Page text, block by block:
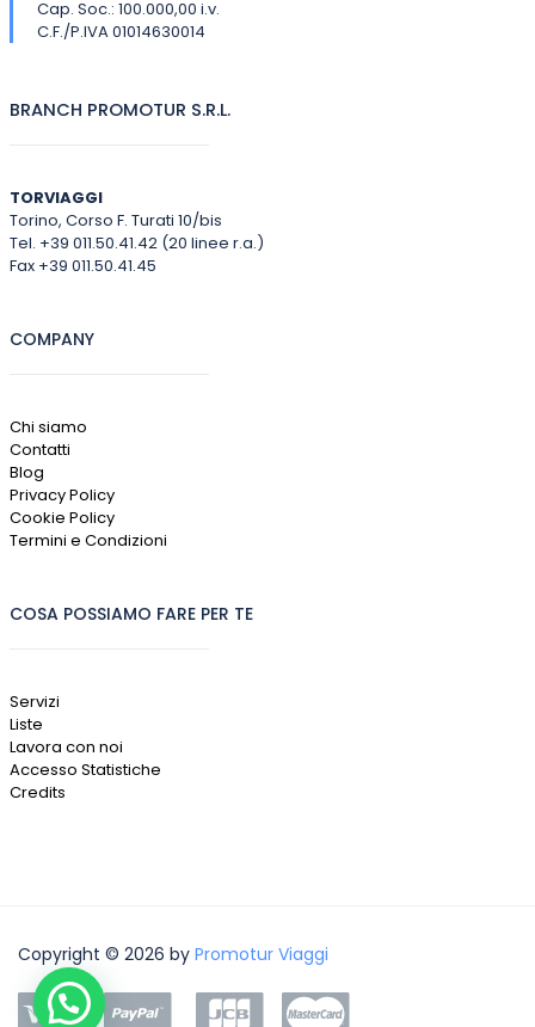
Cap. Soc.: 100.000,00 i.v.
C.F./P.IVA 01014630014
BRANCH PROMOTUR S.R.L.
TORVIAGGI
Torino, Corso F. Turati 10/bis
Tel. +39 011.50.41.42 (20 linee r.a.)
Fax +39 011.50.41.45
COMPANY
Chi siamo
Contatti
Blog
Privacy Policy
Cookie Policy
Termini e Condizioni
COSA POSSIAMO FARE PER TE
Servizi
Liste
Lavora con noi
Accesso Statistiche
Credits
Copyright © 2026 by Promotur Viaggi